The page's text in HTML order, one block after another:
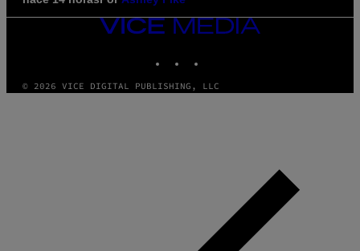
VICE
MEDIA
© 2026 VICE DIGITAL PUBLISHING, LLC